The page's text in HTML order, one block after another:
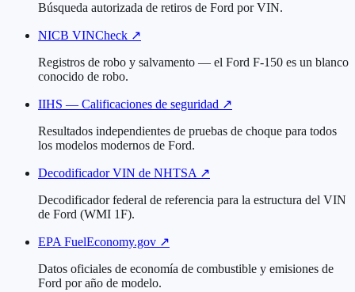
Búsqueda autorizada de retiros de Ford por VIN.
NICB VINCheck ↗
Registros de robo y salvamento — el Ford F-150 es un blanco
conocido de robo.
IIHS — Calificaciones de seguridad ↗
Resultados independientes de pruebas de choque para todos
los modelos modernos de Ford.
Decodificador VIN de NHTSA ↗
Decodificador federal de referencia para la estructura del VIN
de Ford (WMI 1F).
EPA FuelEconomy.gov ↗
Datos oficiales de economía de combustible y emisiones de
Ford por año de modelo.